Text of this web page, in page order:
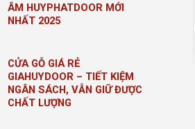
ÂM HUYPHATDOOR MỚI
NHẤT 2025
CỬA GỖ GIÁ RẺ
GIAHUYDOOR – TIẾT KIỆM
NGÂN SÁCH, VẪN GIỮ ĐƯỢC
CHẤT LƯỢNG